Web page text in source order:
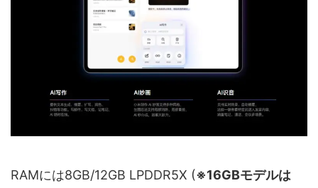
RAMには8GB/12GB LPDDR5X (※16GBモデルは